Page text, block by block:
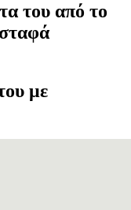
του από το
με